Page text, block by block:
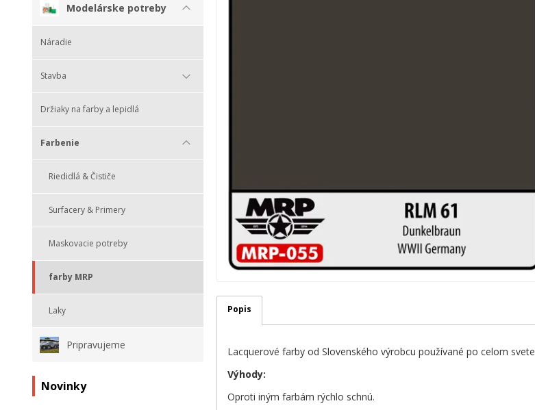
Modelárske potreby
Náradie
Stavba
Držiaky na farby a lepidlá
Farbenie
Riedidlá & Čističe
Surfacery & Primery
Maskovacie potreby
farby MRP
Laky
Pripravujeme
Novinky
Popis
Lacquerové farby od Slovenského výrobcu používané po celom svete
Výhody:
Oproti iným farbám rýchlo schnú.